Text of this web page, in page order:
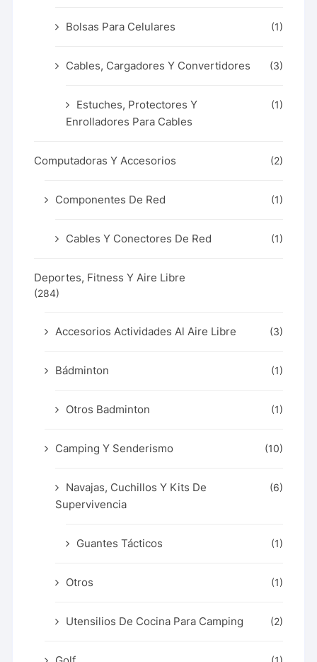
Bolsas Para Celulares (1)
Cables, Cargadores Y Convertidores (3)
Estuches, Protectores Y
Enrolladores Para Cables
(1)
Computadoras Y Accesorios (2)
Componentes De Red (1)
Cables Y Conectores De Red (1)
Deportes, Fitness Y Aire Libre
(284)
Accesorios Actividades Al Aire Libre (3)
Bádminton (1)
Otros Badminton (1)
Camping Y Senderismo (10)
Navajas, Cuchillos Y Kits De
Supervivencia
(6)
Guantes Tácticos (1)
Otros (1)
Utensilios De Cocina Para Camping (2)